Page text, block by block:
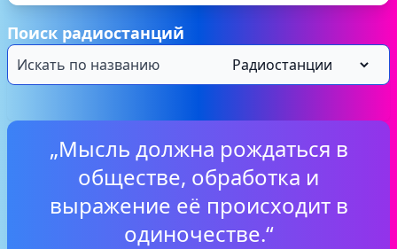
Поиск радиостанций
„Мысль должна рождаться в
обществе, обработка и
выражение её происходит в
одиночестве.“